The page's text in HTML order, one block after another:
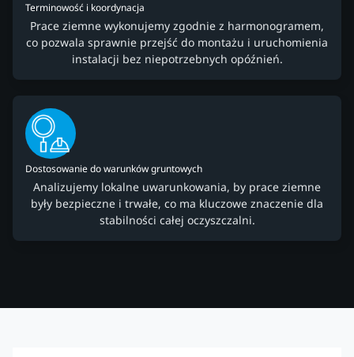
Terminowość i koordynacja
Prace ziemne wykonujemy zgodnie z harmonogramem,
co pozwala sprawnie przejść do montażu i uruchomienia
instalacji bez niepotrzebnych opóźnień.
Dostosowanie do warunków gruntowych
Analizujemy lokalne uwarunkowania, by prace ziemne
były bezpieczne i trwałe, co ma kluczowe znaczenie dla
stabilności całej oczyszczalni.